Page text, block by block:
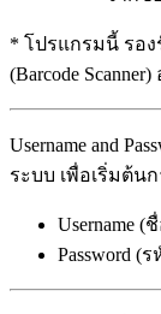
* โปรแกรมนี้ รอ
(Barcode
Username and
ระบบ เพื่อเริ่มต้น
Username (
Password (